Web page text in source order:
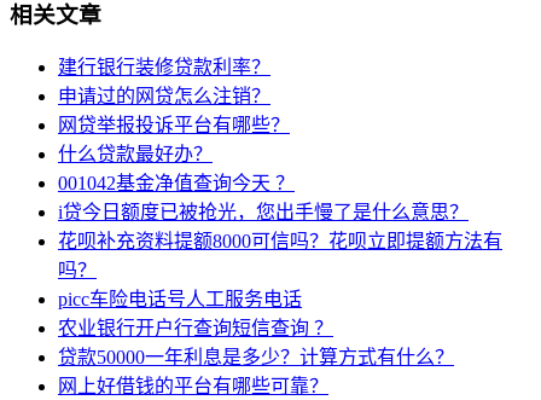
相关文章
建行银行装修贷款利率？
申请过的网贷怎么注销？
网贷举报投诉平台有哪些？
什么贷款最好办？
001042基金净值查询今天 ？
i贷今日额度已被抢光，您出手慢了是什么意思？
花呗补充资料提额8000可信吗？花呗立即提额方法有
吗？
picc车险电话号人工服务电话
农业银行开户行查询短信查询 ？
贷款50000一年利息是多少？计算方式有什么？
网上好借钱的平台有哪些可靠？